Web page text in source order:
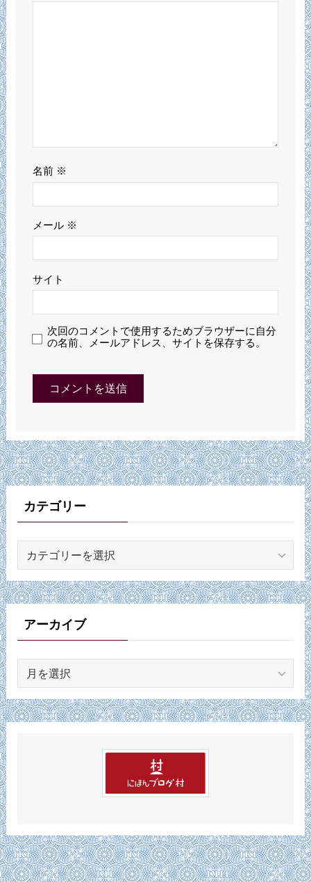
名前 ※
メール ※
サイト
次回のコメントで使用するためブラウザーに自分
の名前、メールアドレス、サイトを保存する。
カテゴリー
ゴ
リ
ーアーカイブ
カ
イ